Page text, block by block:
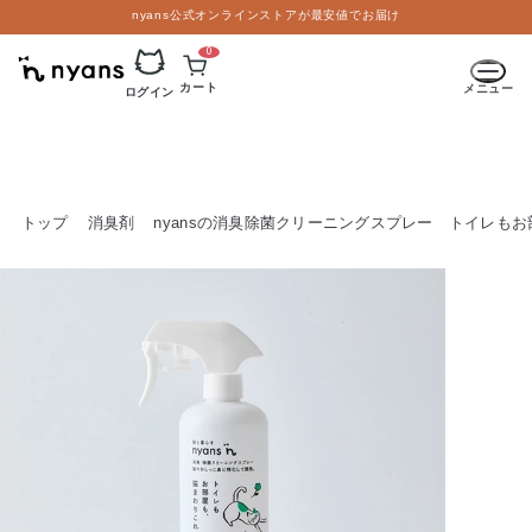
nyans公式オンラインストアが最安値でお届け
メニュー
ログイン
0
カート
トップ 消臭剤 nyansの消臭除菌クリーニングスプレー トイレもお